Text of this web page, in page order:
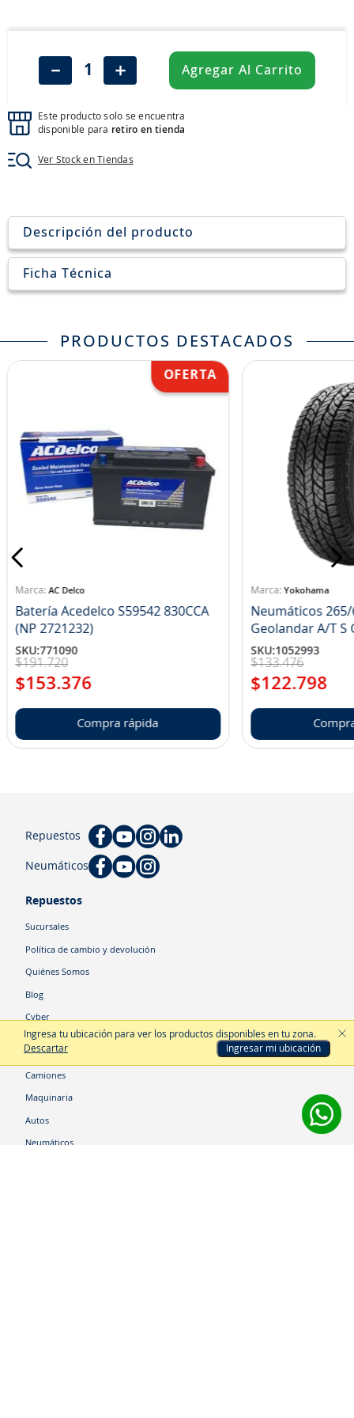
＋
－ Agregar Al Carrito
Este producto solo se encuentra
disponible para retiro en tienda
Ver Stock en Tiendas
Ingresa tu ubicación para ver los productos disponibles en tu zona.
Descartar
Ingresar mi ubicación
Descripción del producto
Ficha Técnica
PRODUCTOS DESTACADOS
AC Delco
Batería Acedelco S59542 830CCA
(NP 2721232)
SKU:771090
$191.720
$153.376
Compra rápida
Yokohama
Neumáticos 265/
SKU:1052993
$133.476
$122.798
Repuestos
Neumáticos
Repuestos
Sucursales
Política de cambio y devolución
Quiénes Somos
Blog
Cyber
Categorías
Camiones
Maquinaria
Autos
Neumáticos